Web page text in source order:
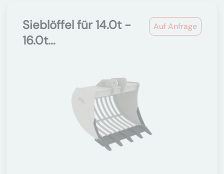
Auf Anfrage
Sieblöffel für 14.0t -
16.0t...